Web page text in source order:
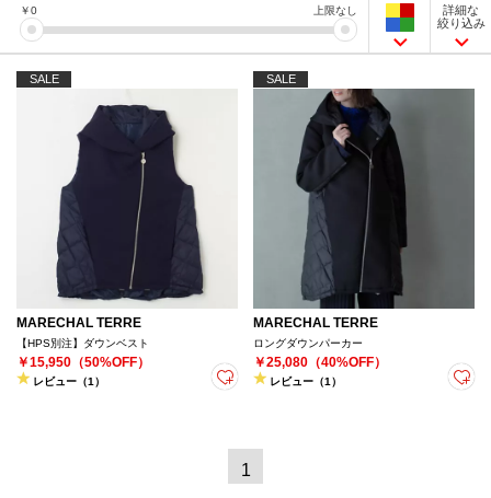
￥0 上限なし
詳細な
絞り込み
SALE
MARECHAL TERRE
【HPS別注】ダウンベスト
￥15,950（50%OFF）
レビュー（1）
SALE
MARECHAL TERRE
ロングダウンパーカー
￥25,080（40%OFF）
レビュー（1）
1